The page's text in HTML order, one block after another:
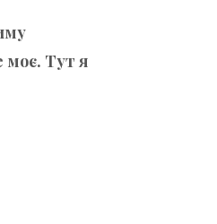
моє. Тут я